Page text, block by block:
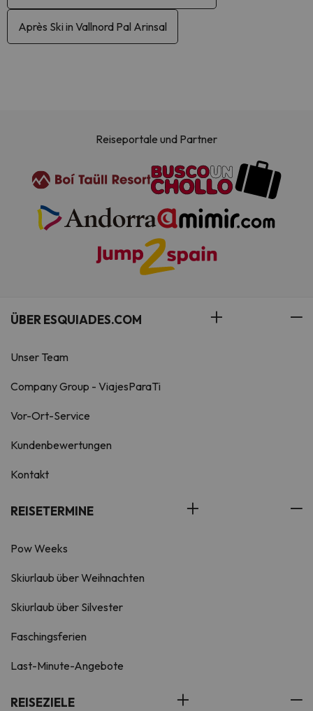
Après Ski in Vallnord Pal Arinsal
Reiseportale und Partner
ÜBER ESQUIADES.COM
Unser Team
Company Group - ViajesParaTi
Vor-Ort-Service
Kundenbewertungen
Kontakt
REISETERMINE
Pow Weeks
Skiurlaub über Weihnachten
Skiurlaub über Silvester
Faschingsferien
Last-Minute-Angebote
REISEZIELE